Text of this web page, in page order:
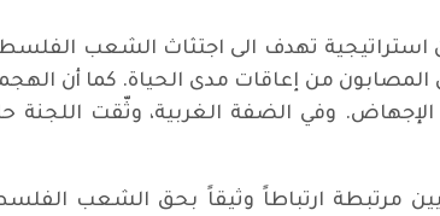
تهدف الى اجتثاث الشعب
المصابون من إعاقات مدى الحياة. كما أن
وفي الضفة الغربية، وثّقت اللجنة
مرتبطة ارتباطاً وثيقاً بحق الشعب